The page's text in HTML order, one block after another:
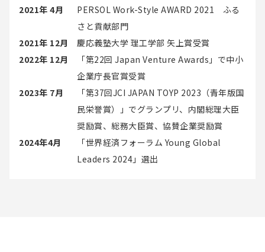
2021年 4月
PERSOL Work-Style AWARD 2021 ふる
さと貢献部門
2021年 12月
慶応義塾大学 理工学部 矢上賞受賞
2022年 12月
「第22回 Japan Venture Awards」で中小
企業庁長官賞受賞
2023年 7月
「第37回JCI JAPAN TOYP 2023（青年版国
民栄誉賞）」でグランプリ、内閣総理大臣
奨励賞、総務大臣賞、協賛企業奨励賞
2024年4月
「世界経済フォーラム Young Global
Leaders 2024」選出